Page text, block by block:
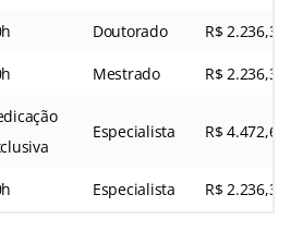
Doutorado R$ 2.236,32
Mestrado R$ 2.236,32
Especialista R$ 4.472,64
Especialista R$ 2.236,32